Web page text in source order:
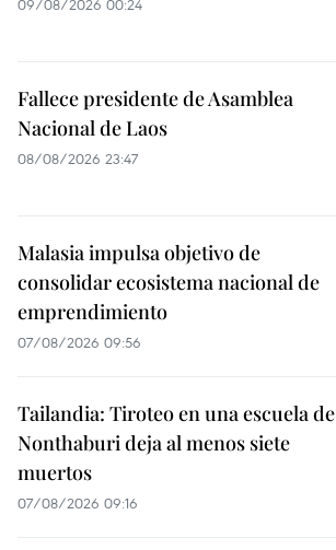
09/08/2026 00:24
Fallece presidente de Asamblea
Nacional de Laos
08/08/2026 23:47
Malasia impulsa objetivo de
consolidar ecosistema nacional de
emprendimiento
07/08/2026 09:56
Tailandia: Tiroteo en una escuela de
Nonthaburi deja al menos siete
muertos
07/08/2026 09:16